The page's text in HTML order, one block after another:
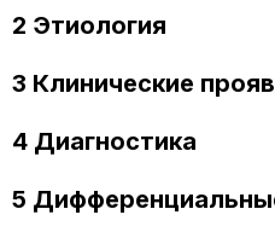
2 Этиология
3 Клинические
4 Диагностика
5